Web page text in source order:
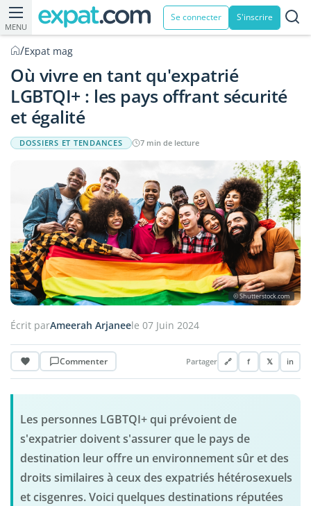
MENU
Se connecter S'inscrire
/Expat mag
Où vivre en tant qu'expatrié
LGBTQI+ : les pays offrant sécurité
et égalité
DOSSIERS ET TENDANCES 7 min de lecture
© Shutterstock.com
Écrit parAmeerah Arjaneele 07 Juin 2024
Commenter Partager 🔗 f 𝕏 in
Les personnes LGBTQI+ qui prévoient de
s'expatrier doivent s'assurer que le pays de
destination leur offre un environnement sûr et des
droits similaires à ceux des expatriés hétérosexuels
et cisgenres. Voici quelques destinations réputées